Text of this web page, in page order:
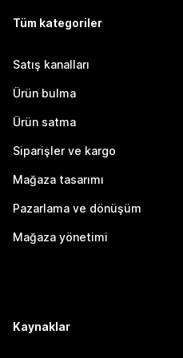
Tüm kategoriler
Satış kanalları
Ürün bulma
Ürün satma
Siparişler ve kargo
Mağaza tasarımı
Pazarlama ve dönüşüm
Mağaza yönetimi
Kaynaklar